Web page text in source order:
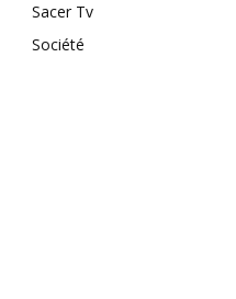
Sacer Tv
Société